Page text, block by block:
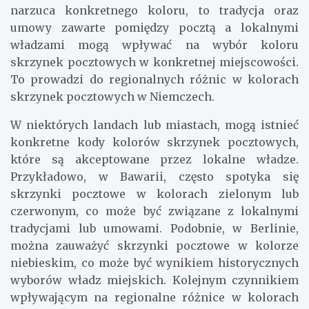
narzuca konkretnego koloru, to tradycja oraz
umowy zawarte pomiędzy pocztą a lokalnymi
władzami mogą wpływać na wybór koloru
skrzynek pocztowych w konkretnej miejscowości.
To prowadzi do regionalnych różnic w kolorach
skrzynek pocztowych w Niemczech.
W niektórych landach lub miastach, mogą istnieć
konkretne kody kolorów skrzynek pocztowych,
które są akceptowane przez lokalne władze.
Przykładowo, w Bawarii, często spotyka się
skrzynki pocztowe w kolorach zielonym lub
czerwonym, co może być związane z lokalnymi
tradycjami lub umowami. Podobnie, w Berlinie,
można zauważyć skrzynki pocztowe w kolorze
niebieskim, co może być wynikiem historycznych
wyborów władz miejskich. Kolejnym czynnikiem
wpływającym na regionalne różnice w kolorach